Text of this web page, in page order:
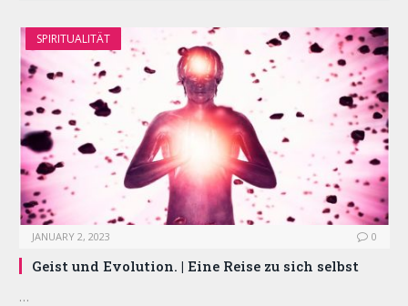
SPIRITUALITÄT
JANUARY 2, 2023 0
Geist und Evolution. | Eine Reise zu sich selbst
…